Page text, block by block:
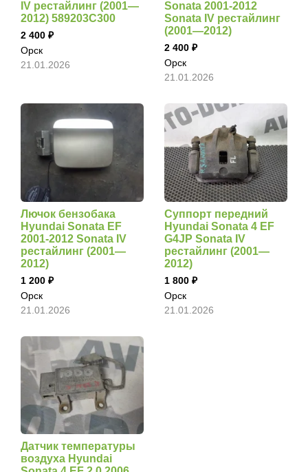
IV рестайлинг (2001—
2012) 589203C300
2 400
Орск
21.01.2026
Sonata 2001-2012
Sonata IV рестайлинг
(2001—2012)
2 400
Орск
21.01.2026
Лючок бензобака
Hyundai Sonata EF
2001-2012 Sonata IV
рестайлинг (2001—
2012)
1 200
Орск
21.01.2026
Суппорт передний
Hyundai Sonata 4 EF
G4JP Sonata IV
рестайлинг (2001—
2012)
1 800
Орск
21.01.2026
Датчик температуры
воздуха Hyundai